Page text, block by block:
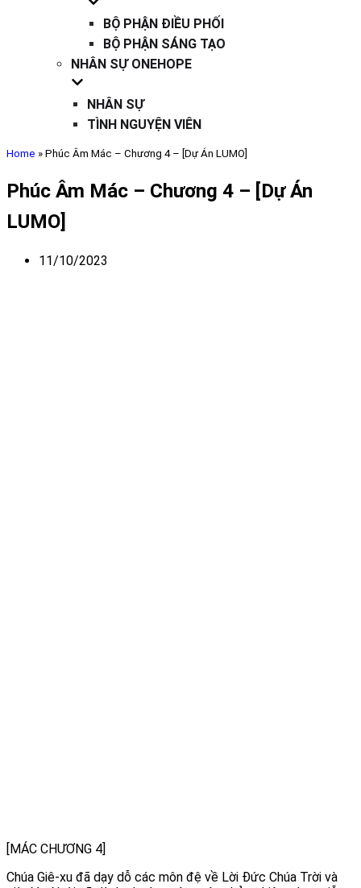
BỘ PHẬN ĐIỀU PHỐI
BỘ PHẬN SÁNG TẠO
NHÂN SỰ ONEHOPE
NHÂN SỰ
TÌNH NGUYỆN VIÊN
Home » Phúc Âm Mác – Chương 4 – [Dự Án LUMO]
Phúc Âm Mác – Chương 4 – [Dự Án
LUMO]
11/10/2023
[MÁC CHƯƠNG 4]
Chúa Giê-xu đã dạy dỗ các môn đệ về Lời Đức Chúa Trời và